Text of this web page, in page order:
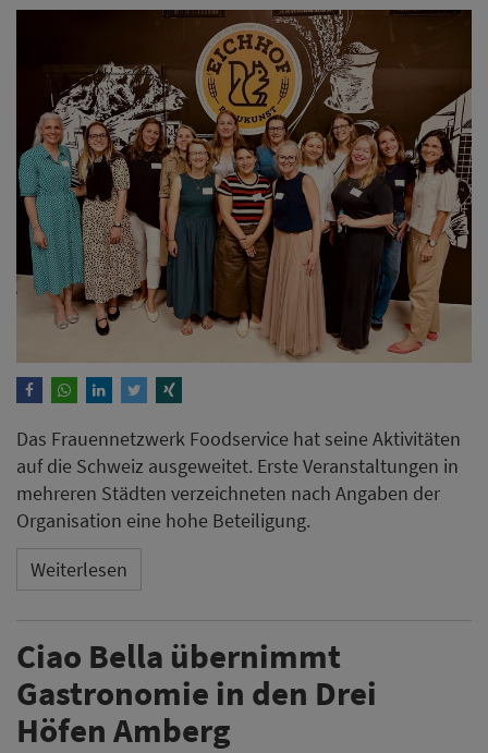
Das Frauennetzwerk Foodservice hat seine Aktivitäten
auf die Schweiz ausgeweitet. Erste Veranstaltungen in
mehreren Städten verzeichneten nach Angaben der
Organisation eine hohe Beteiligung.
Weiterlesen
Ciao Bella übernimmt
Gastronomie in den Drei
Höfen Amberg